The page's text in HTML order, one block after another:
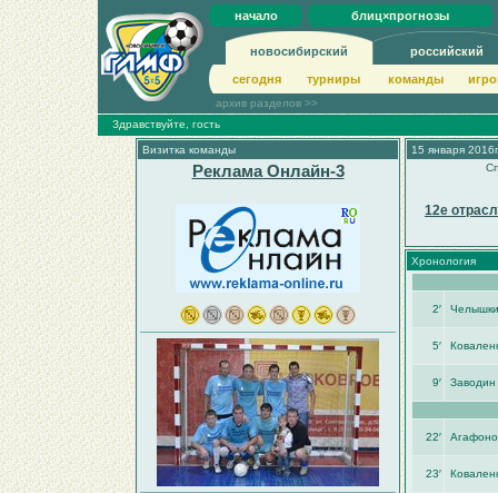
начало блиц×прогнозы
новосибирский российский
сегодня турниры команды
архив разделов >>
Здравствуйте, гость
Визитка команды
Реклама Онлайн-3
15 января
12е
Хронология
2′
5′
9′
22′
23′